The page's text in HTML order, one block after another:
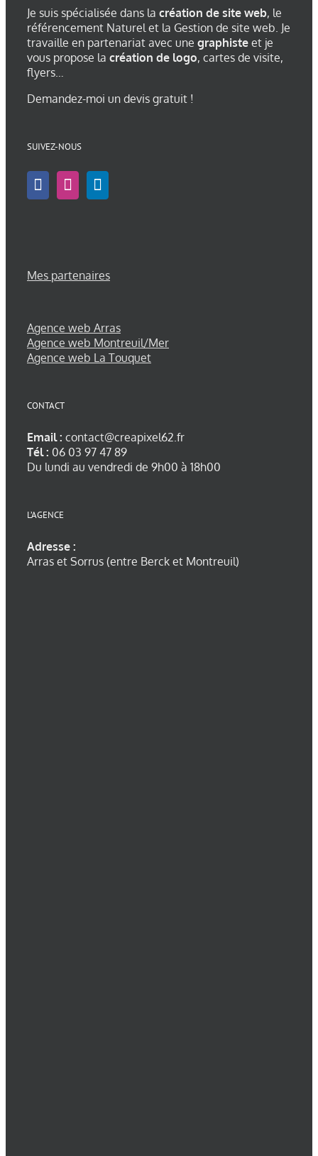
Je suis spécialisée dans la création de site web, le
référencement Naturel et la Gestion de site web. Je
travaille en partenariat avec une graphiste et je
vous propose la création de logo, cartes de visite,
flyers…
Demandez-moi un devis gratuit !
SUIVEZ-NOUS
Mes partenaires
Agence web Arras
Agence web Montreuil/Mer
Agence web La Touquet
CONTACT
Email : contact@creapixel62.fr
Tél : 06 03 97 47 89
Du lundi au vendredi de 9h00 à 18h00
L’AGENCE
Adresse :
Arras et Sorrus (entre Berck et Montreuil)